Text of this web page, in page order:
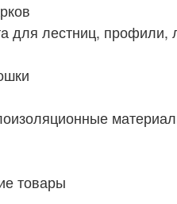
для лестниц, профили,
товары